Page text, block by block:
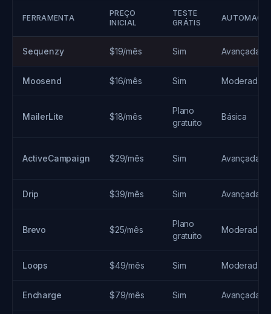
FERRAMENTA
PREÇO
INICIAL
TESTE
GRÁTIS
Sequenzy $19/mês Sim Avançada
Moosend $16/mês Sim Moderada
MailerLite $18/mês
Plano
gratuito
Básica
ActiveCampaign $29/mês Sim Avançada
Drip $39/mês Sim Avançada
Brevo $25/mês
Plano
gratuito
Moderada
Loops $49/mês Sim Moderada
Encharge $79/mês Sim Avançada